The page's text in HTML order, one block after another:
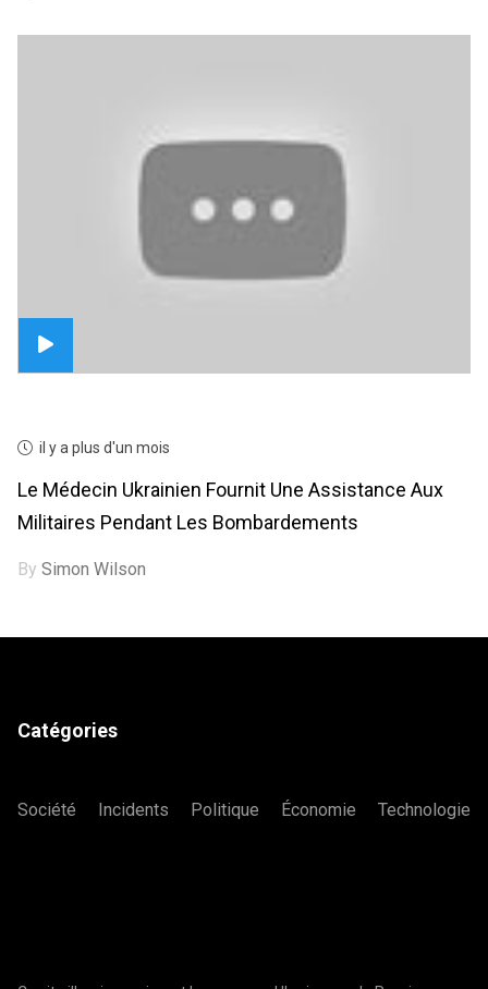
il y a plus d'un mois
Le Médecin Ukrainien Fournit Une Assistance Aux
Militaires Pendant Les Bombardements
BySimon Wilson
Catégories
Société Incidents Politique Économie Technologie